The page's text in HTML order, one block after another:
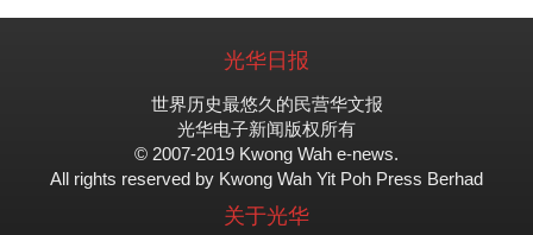
光华日报
世界历史最悠久的民营华文报
光华电子新闻版权所有
© 2007-2019 Kwong Wah e-news.
All rights reserved by Kwong Wah Yit Poh Press Berhad
关于光华